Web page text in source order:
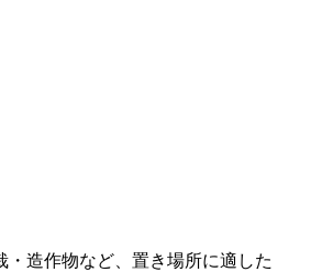
造作物など、置き場所に適した